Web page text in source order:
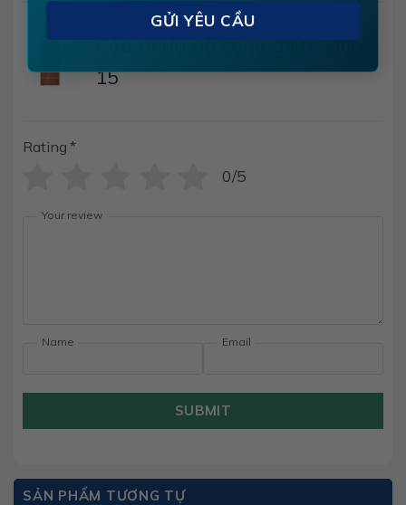
Cửa nhựa gỗ composite vico-
15
Rating *
0/5
Your review
Name Email
SUBMIT
SẢN PHẨM TƯƠNG TỰ